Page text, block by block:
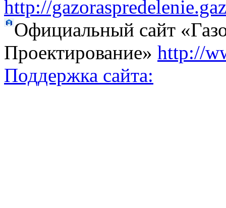
http://
Официальный сайт
Проектирование» http://
Поддержка сайта: